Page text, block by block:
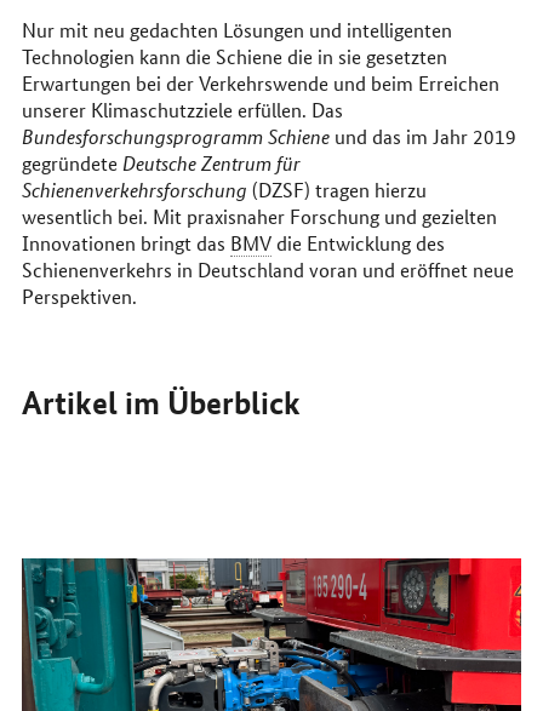
Nur mit neu gedachten Lösungen und intelligenten
Technologien kann die Schiene die in sie gesetzten
Erwartungen bei der Verkehrswende und beim Erreichen
unserer Klimaschutzziele erfüllen. Das
Bundesforschungsprogramm Schieneund das im Jahr 2019
gegründete Deutsche Zentrum für
Schienenverkehrsforschung (DZSF) tragen hierzu
wesentlich bei. Mit praxisnaher Forschung und gezielten
Innovationen bringt das BMVdie Entwicklung des
Schienenverkehrs in Deutschland voran und eröffnet neue
Perspektiven.
Artikel im Überblick